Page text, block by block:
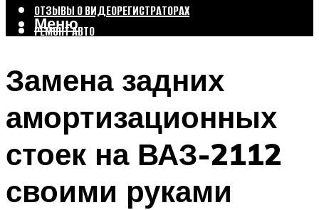
ОТЗЫВЫ О ВИДЕОРЕГИСТРАТОРАХ
РЕМОНТ АВТО
Меню
Замена задних
амортизационных
стоек на ВАЗ-2112
своими руками